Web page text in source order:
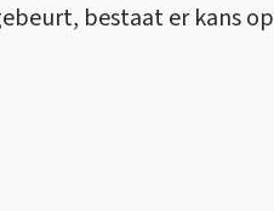
bestaat er kans op